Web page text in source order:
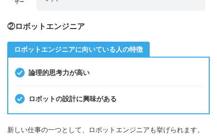
ザー
②ロボットエンジニア
ロボットエンジニアに向いている人の特徴
論理的思考力が高い
ロボットの設計に興味がある
新しい仕事の一つとして、ロボットエンジニアも挙げられます。